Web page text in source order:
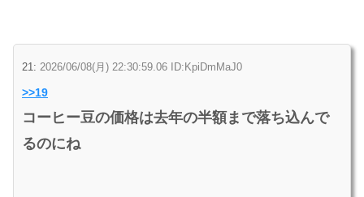
21: 2026/06/08(月) 22:30:59.06 ID:KpiDmMaJ0
>>19
コーヒー豆の価格は去年の半額まで落ち込んで
るのにね